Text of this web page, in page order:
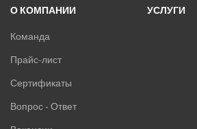
О КОМПАНИИ
Команда
Прайс-лист
Сертификаты
Вопрос - Ответ
УСЛУГИ